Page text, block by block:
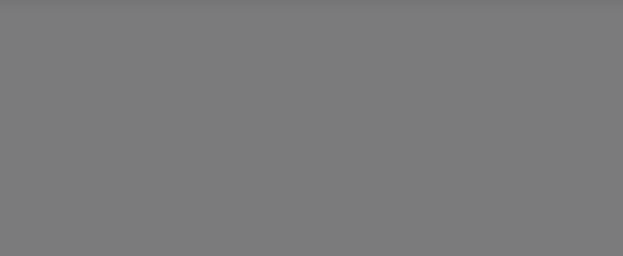
d'acceptation)
un rendez-vous :